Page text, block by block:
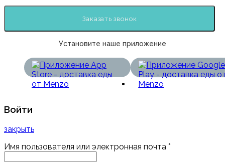
Установите наше приложение
Войти
закрыть
Имя пользователя или электронная почта *